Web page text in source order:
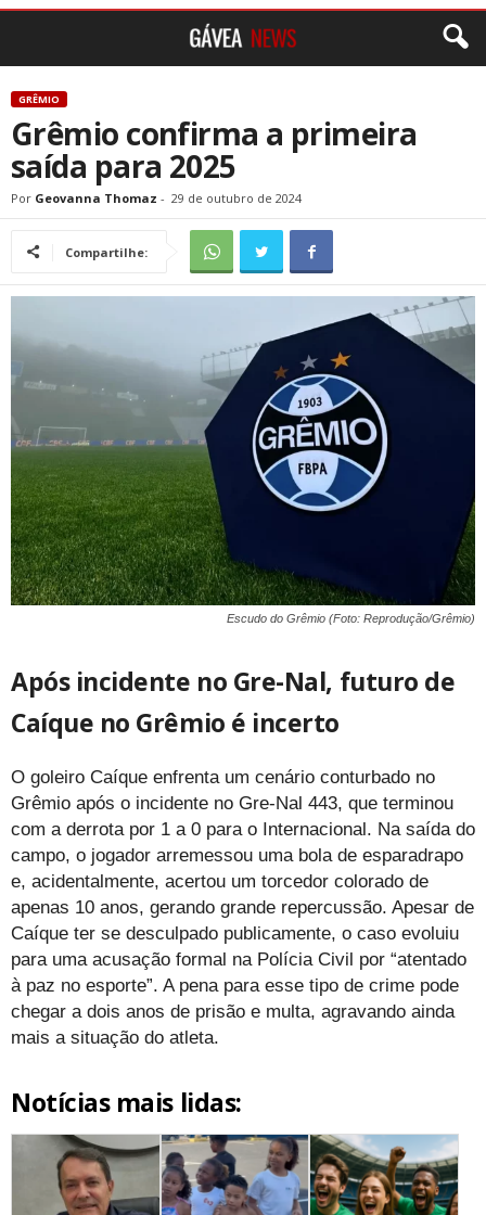
GRÊMIO
Grêmio confirma a primeira
saída para 2025
Por Geovanna Thomaz - 29 de outubro de 2024
Compartilhe:
Escudo do Grêmio (Foto: Reprodução/Grêmio)
Após incidente no Gre-Nal, futuro de
Caíque no Grêmio é incerto
O goleiro Caíque enfrenta um cenário conturbado no
Grêmio após o incidente no Gre-Nal 443, que terminou
com a derrota por 1 a 0 para o Internacional. Na saída do
campo, o jogador arremessou uma bola de esparadrapo
e, acidentalmente, acertou um torcedor colorado de
apenas 10 anos, gerando grande repercussão. Apesar de
Caíque ter se desculpado publicamente, o caso evoluiu
para uma acusação formal na Polícia Civil por “atentado
à paz no esporte”. A pena para esse tipo de crime pode
chegar a dois anos de prisão e multa, agravando ainda
mais a situação do atleta.
Notícias mais lidas: